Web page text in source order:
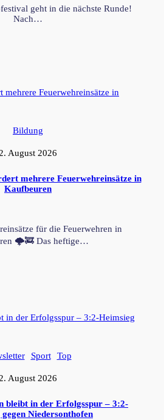
geht in die nächste Runde!
Nach…
Bildung
2. August 2026
mehrere Feuerwehreinsätze in
Kaufbeuren
für die Feuerwehren in
🌩️🚒 Das heftige…
Sport Top
August 2026
bleibt in der Erfolgsspur – 3:2-
Niedersonthofen